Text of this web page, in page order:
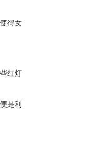
得女
红灯
是利